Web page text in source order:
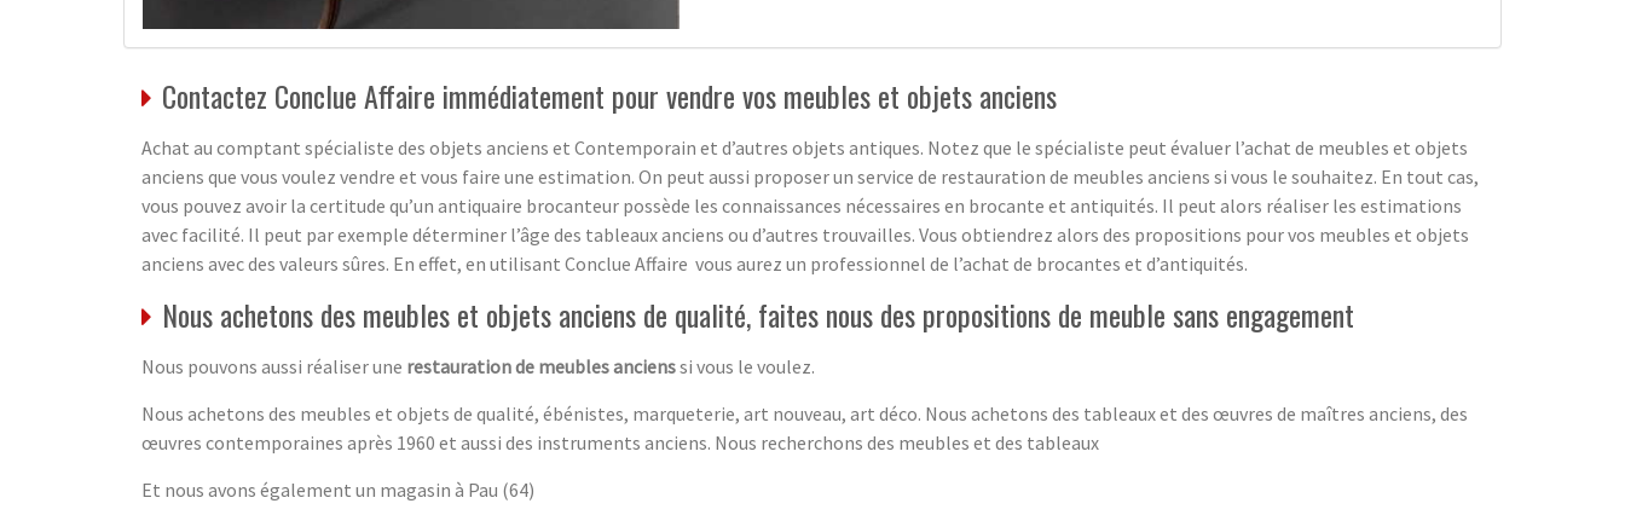
Contactez Conclue Affaire immédiatement pour vendre vos meubles et objets anciens
Achat au comptant spécialiste des objets anciens et Contemporain et d’autres objets antiques. Notez que le spécialiste peut évaluer l’achat de meubles et objets
anciens que vous voulez vendre et vous faire une estimation. On peut aussi proposer un service de restauration de meubles anciens si vous le souhaitez. En tout cas,
vous pouvez avoir la certitude qu’un antiquaire brocanteur possède les connaissances nécessaires en brocante et antiquités. Il peut alors réaliser les estimations
avec facilité. Il peut par exemple déterminer l’âge des tableaux anciens ou d’autres trouvailles. Vous obtiendrez alors des propositions pour vos meubles et objets
anciens avec des valeurs sûres. En effet, en utilisant Conclue Affaire vous aurez un professionnel de l’achat de brocantes et d’antiquités.
Nous achetons des meubles et objets anciens de qualité, faites nous des propositions de meuble sans engagement
Nous pouvons aussi réaliser une restauration de meubles ancienssi vous le voulez.
Nous achetons des meubles et objets de qualité, ébénistes, marqueterie, art nouveau, art déco. Nous achetons des tableaux et des œuvres de maîtres anciens, des
œuvres contemporaines après 1960 et aussi des instruments anciens. Nous recherchons des meubles et des tableaux
Et nous avons également un magasin à Pau (64)